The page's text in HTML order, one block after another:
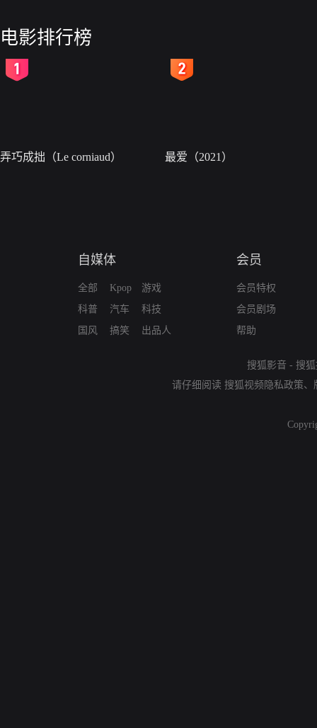
电影排行榜
弄巧成拙（Le corniaud） 最爱（2021）
自媒体
全部
科普
国风
Kpop
汽车
搞笑
游戏
科技
出品人
会员
会员特权
会员剧场
帮助
搜狐影音 - 搜
请仔细阅读 搜狐视频隐私政策、